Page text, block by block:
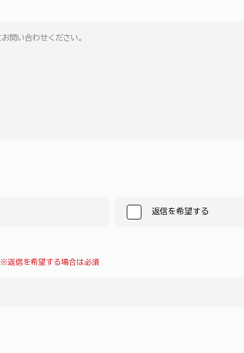
返信を希望する
※返信を希望する場合は必須